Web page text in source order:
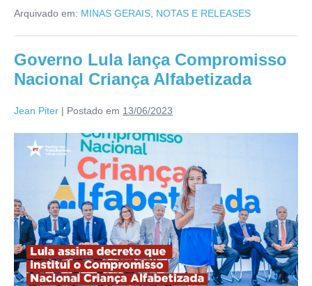
Arquivado em: MINAS GERAIS NOTAS E RELEASES
Governo Lula lança Compromisso
Nacional Criança Alfabetizada
Jean Piter | Postado em 13/06/2023